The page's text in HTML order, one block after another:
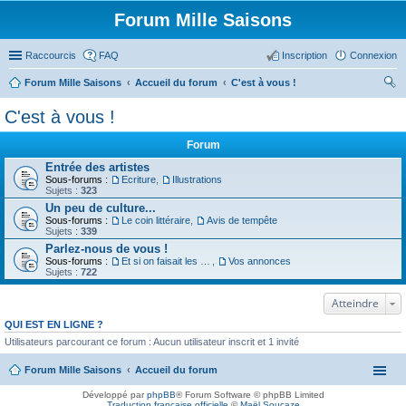
Forum Mille Saisons
Raccourcis FAQ Connexion
Inscription
Forum Mille Saisons Accueil du forum
C'est à vous !
C'est à vous !
Forum
Entrée des artistes
Sous-forums : Ecriture
Illustrations
Sujets : 323
Un peu de culture...
Sous-forums : Le coin littéraire
Avis de tempête
Sujets : 339
Parlez-nous de vous !
Sous-forums :
Vos annonces
Sujets : 722
Atteindre
QUI EST EN LIGNE ?
Utilisateurs parcourant ce forum : Aucun utilisateur inscrit et 1 invité
Forum Mille Saisons Accueil du forum
Développé parphpBB® Forum Software © phpBB Limited